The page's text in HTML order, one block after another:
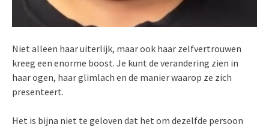
Niet alleen haar uiterlijk, maar ook haar zelfvertrouwen
kreeg een enorme boost. Je kunt de verandering zien in
haar ogen, haar glimlach en de manier waarop ze zich
presenteert.
Het is bijna niet te geloven dat het om dezelfde persoon